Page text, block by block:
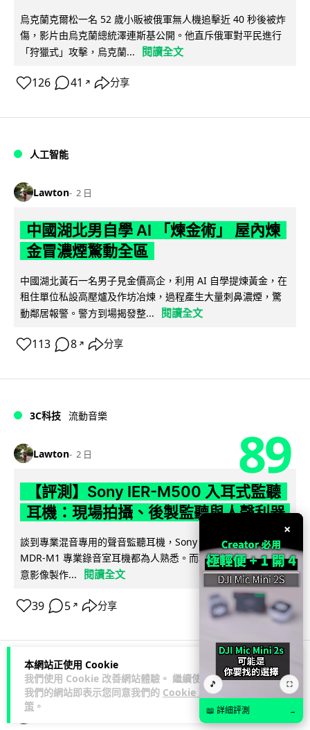
本網站正使用 Cookie
我們使用 Cookie 改善網站體驗。 繼續使用
我們的網站即表示您同意我們的 Cookie 政
策 。
烏克蘭克爾松一名 52 歲小販被俄軍無人機追擊近 40 秒後被炸
傷，影片由烏克蘭總統澤連斯基公開。他直斥俄軍對平民進行
「狩獵式」攻擊，烏克蘭...
閱讀全文
126 41 ↗ 分享
人工智能
Lawton 2 日
中國湖北男自學 AI 「煉金術」 屋內煉
金冒濃煙驚動全區
中國湖北黃石一名男子見金價高企，利用 AI 自學提煉黃金，在
租住單位私設高壓爐及作坊冶煉，過程產生大量刺鼻濃煙，驚
動鄰居報警。警方到場揭發整...
閱讀全文
113 8 ↗ 分享
3C科技 流動音樂
Lawton 2 日 89
【評測】Sony IER-M500 入耳式監聽
耳機：現場拍攝、後製監聽與人聲利器
談到專業混音專用的聲音監聽耳機，Sony 經典 MDR-7506 到
MDR-M1 專業錄音室耳機都為人熟悉。而現在舞台製作者與創
意影像製作...
閱讀全文
39 5 ↗ 分享
科技娛樂 遊戲情報
天恩
×
🎵 ⛶
📖 詳細評測 →